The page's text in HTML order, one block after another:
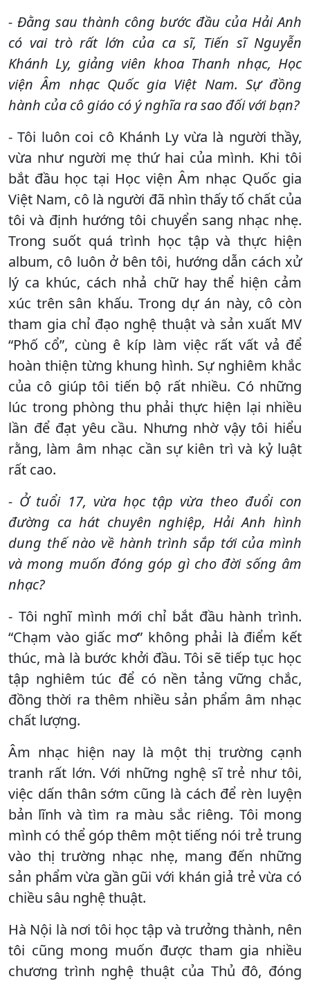
- Đằng sau thành công bước đầu của Hải Anh
có vai trò rất lớn của ca sĩ, Tiến sĩ Nguyễn
Khánh Ly, giảng viên khoa Thanh nhạc, Học
viện Âm nhạc Quốc gia Việt Nam. Sự đồng
hành của cô giáo có ý nghĩa ra sao đối với bạn?
- Tôi luôn coi cô Khánh Ly vừa là người thầy,
vừa như người mẹ thứ hai của mình. Khi tôi
bắt đầu học tại Học viện Âm nhạc Quốc gia
Việt Nam, cô là người đã nhìn thấy tố chất của
tôi và định hướng tôi chuyển sang nhạc nhẹ.
Trong suốt quá trình học tập và thực hiện
album, cô luôn ở bên tôi, hướng dẫn cách xử
lý ca khúc, cách nhả chữ hay thể hiện cảm
xúc trên sân khấu. Trong dự án này, cô còn
tham gia chỉ đạo nghệ thuật và sản xuất MV
“Phố cổ”, cùng ê kíp làm việc rất vất vả để
hoàn thiện từng khung hình. Sự nghiêm khắc
của cô giúp tôi tiến bộ rất nhiều. Có những
lúc trong phòng thu phải thực hiện lại nhiều
lần để đạt yêu cầu. Nhưng nhờ vậy tôi hiểu
rằng, làm âm nhạc cần sự kiên trì và kỷ luật
rất cao.
- Ở tuổi 17, vừa học tập vừa theo đuổi con
đường ca hát chuyên nghiệp, Hải Anh hình
dung thế nào về hành trình sắp tới của mình
và mong muốn đóng góp gì cho đời sống âm
nhạc?
- Tôi nghĩ mình mới chỉ bắt đầu hành trình.
“Chạm vào giấc mơ” không phải là điểm kết
thúc, mà là bước khởi đầu. Tôi sẽ tiếp tục học
tập nghiêm túc để có nền tảng vững chắc,
đồng thời ra thêm nhiều sản phẩm âm nhạc
chất lượng.
Âm nhạc hiện nay là một thị trường cạnh
tranh rất lớn. Với những nghệ sĩ trẻ như tôi,
việc dấn thân sớm cũng là cách để rèn luyện
bản lĩnh và tìm ra màu sắc riêng. Tôi mong
mình có thể góp thêm một tiếng nói trẻ trung
vào thị trường nhạc nhẹ, mang đến những
sản phẩm vừa gần gũi với khán giả trẻ vừa có
chiều sâu nghệ thuật.
Hà Nội là nơi tôi học tập và trưởng thành, nên
tôi cũng mong muốn được tham gia nhiều
chương trình nghệ thuật của Thủ đô, đóng